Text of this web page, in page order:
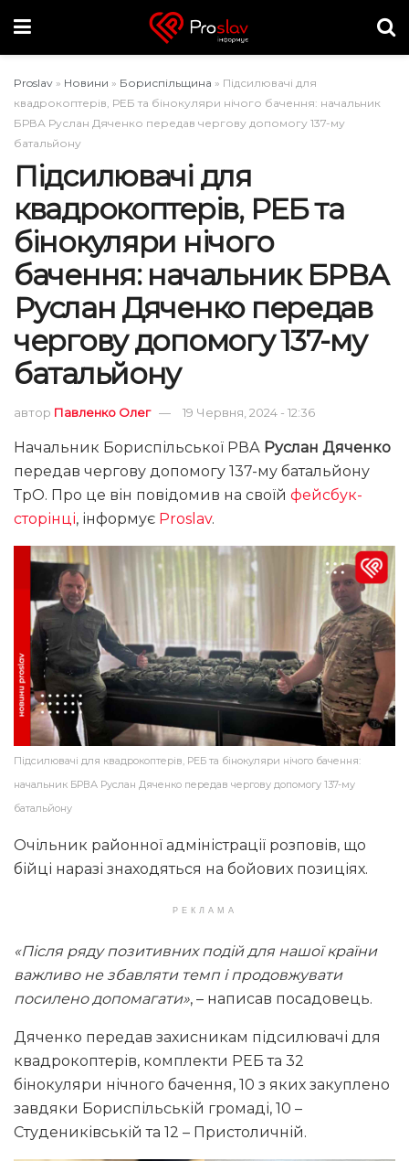
Proslav » Новини » Бориспільщина » Підсилювачі для
квадрокоптерів, РЕБ та бінокуляри нічого бачення: начальник
БРВА Руслан Дяченко передав чергову допомогу 137-му
батальйону
Підсилювачі для
квадрокоптерів, РЕБ та
бінокуляри нічого
бачення: начальник БРВА
Руслан Дяченко передав
чергову допомогу 137-му
батальйону
автор Павленко Олег 19 Червня, 2024 - 12:36
Начальник Бориспільської РВА Руслан Дяченко
передав чергову допомогу 137-му батальйону
ТрО. Про це він повідомив на своїй фейсбук-
сторінці, інформує Proslav.
Підсилювачі для квадрокоптерів, РЕБ та бінокуляри нічого бачення:
начальник БРВА Руслан Дяченко передав чергову допомогу 137-му
батальйону
Очільник районної адміністрації розповів, що
бійці наразі знаходяться на бойових позиціях.
РЕКЛАМА
«Після ряду позитивних подій для нашої країни
важливо не збавляти темп і продовжувати
посилено допомагати», – написав посадовець.
Дяченко передав захисникам підсилювачі для
квадрокоптерів, комплекти РЕБ та 32
бінокуляри нічного бачення, 10 з яких закуплено
завдяки Бориспільській громаді, 10 –
Студениківській та 12 – Пристоличній.